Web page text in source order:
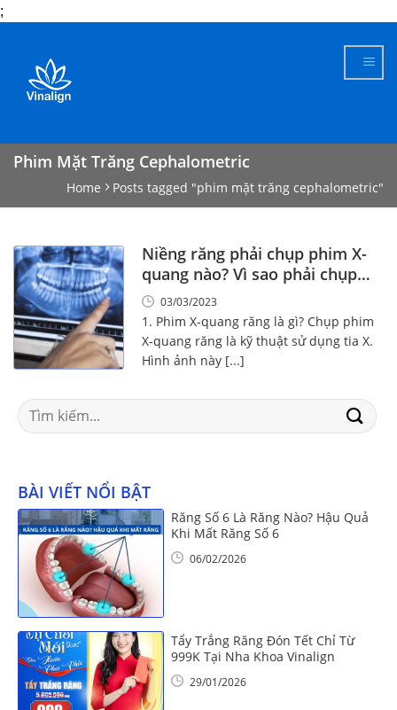
;
content
Phim Mặt Trăng Cephalometric
Home Posts tagged "phim mặt trăng cephalometric"
Niềng răng phải chụp phim X-
quang nào? Vì sao phải chụp
phim X-quang?
03/03/2023
1. Phim X-quang răng là gì? Chụp phim
X-quang răng là kỹ thuật sử dụng tia X.
Hình ảnh này [...]
Search
for:
BÀI VIẾT NỔI BẬT
Răng Số 6 Là Răng Nào? Hậu Quả
Khi Mất Răng Số 6
06/02/2026
Tẩy Trắng Răng Đón Tết Chỉ Từ
999K Tại Nha Khoa Vinalign
29/01/2026